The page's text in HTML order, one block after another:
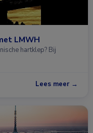
LMWH
hartklep? Bij
Lees meer →